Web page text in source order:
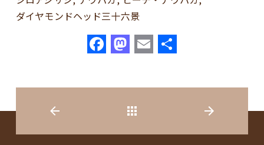
ダイヤモンドヘッド三十六景
F
a
c
o
M
a
st
o
d
o
E
m
ai
共
有